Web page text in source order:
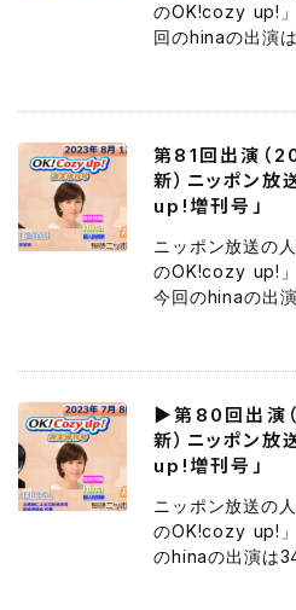
のOK!cozy up!
回のhinaの出演
第81回出演（
新）ニッポン
up!増刊号」
ニッポン放送の
のOK!cozy up!」
今回のhinaの出
▶第80回出演
新）ニッポン
up!増刊号」
ニッポン放送の
のOK!cozy up!
のhinaの出演は